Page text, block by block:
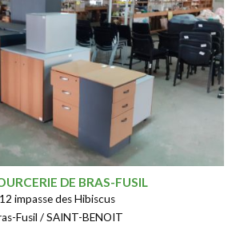
DE BRAS-FUSIL
12 impasse des Hibiscus
Fusil / SAINT-BENOIT